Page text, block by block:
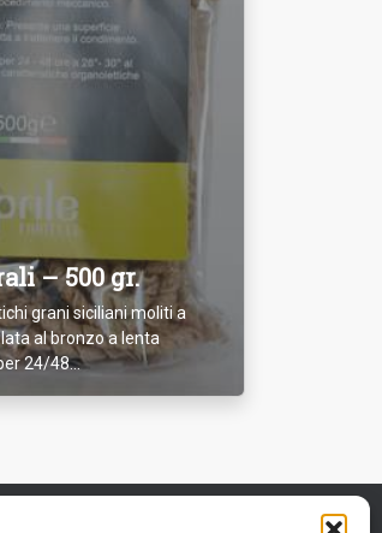
– 500 gr.
grani siciliani moliti a
al bronzo a lenta
24/48...